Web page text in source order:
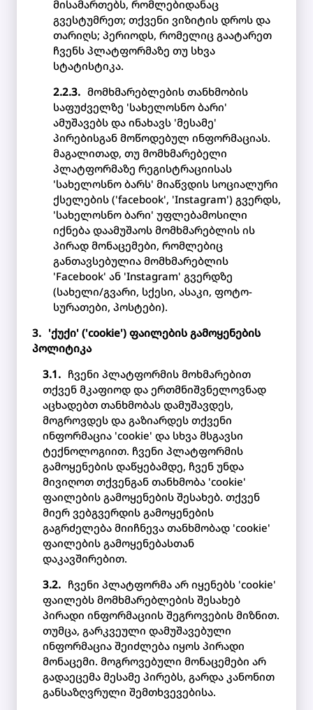
მისამართებს, რომლებიდანაც
გვესტუმრეთ; თქვენი ვიზიტის დროს და
თარიღს; პერიოდს, რომელიც გაატარეთ
ჩვენს პლატფორმაზე თუ სხვა
სტატისტიკა.
მომხმარებლების თანხმობის
საფუძველზე 'სახელოსნო ბარი'
ამუშავებს და ინახავს 'მესამე'
პირებისგან მოწოდებულ ინფორმაციას.
მაგალითად, თუ მომხმარებელი
პლატფორმაზე რეგისტრაციისას
'სახელოსნო ბარს' მიაწვდის სოციალური
ქსელების ('facebook', 'Instagram') გვერდს,
'სახელოსნო ბარი' უფლებამოსილი
იქნება დაამუშაოს მომხმარებლის ის
პირად მონაცემები, რომლებიც
განთავსებულია მომხმარებლის
'Facebook' ან 'Instagram' გვერდზე
(სახელი/გვარი, სქესი, ასაკი, ფოტო-
სურათები, პოსტები).
'ქუქი' ('cookie') ფაილების გამოყენების
პოლიტიკა
ჩვენი პლატფორმის მოხმარებით
თქვენ მკაფიოდ და ერთმნიშვნელოვნად
აცხადებთ თანხმობას დამუშავდეს,
მოგროვდეს და გაზიარდეს თქვენი
ინფორმაცია 'cookie' და სხვა მსგავსი
ტექნოლოგიით. ჩვენი პლატფორმის
გამოყენების დაწყებამდე, ჩვენ უნდა
მივიღოთ თქვენგან თანხმობა 'cookie'
ფაილების გამოყენების შესახებ. თქვენ
მიერ ვებგვერდის გამოყენების
გაგრძელება მიიჩნევა თანხმობად 'cookie'
ფაილების გამოყენებასთან
დაკავშირებით.
ჩვენი პლატფორმა არ იყენებს 'cookie'
ფაილებს მომხმარებლების შესახებ
პირადი ინფორმაციის შეგროვების მიზნით.
თუმცა, გარკვეული დამუშავებული
ინფორმაცია შეიძლება იყოს პირადი
მონაცემი. მოგროვებული მონაცემები არ
გადაეცემა მესამე პირებს, გარდა კანონით
განსაზღვრული შემთხვევებისა.